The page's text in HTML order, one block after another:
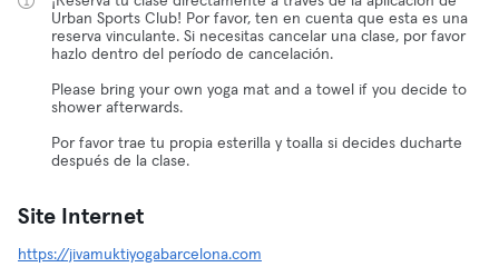
Urban Sports Club! Por favor, ten en cuenta que esta es una
reserva vinculante. Si necesitas cancelar una clase, por favor
hazlo dentro del período de cancelación.
Please bring your own yoga mat and a towel if you decide to
shower afterwards.
Por favor trae tu propia esterilla y toalla si decides ducharte
después de la clase.
Site Internet
https://jivamuktiyogabarcelona.com